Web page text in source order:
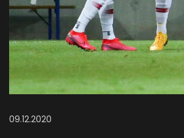
09.12.2020